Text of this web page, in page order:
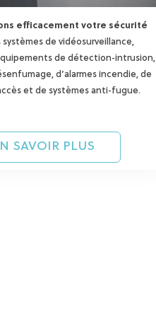
efficacement votre sécurité
systèmes de vidéosurveillance,
de détection-intrusion,
d’alarmes incendie, de
et de systèmes anti-fugue.
SAVOIR PLUS